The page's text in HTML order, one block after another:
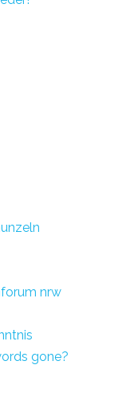
nrw
gone?